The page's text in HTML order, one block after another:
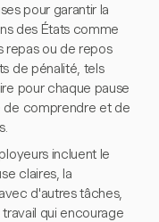
pour garantir la
des États comme
repas ou de repos
de pénalité, tels
pour chaque pause
de comprendre et de
incluent le
claires, la
d'autres tâches,
qui encourage